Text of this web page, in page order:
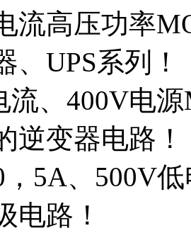
流高压功率
、UPS系列！
流、400V电
逆变器电路！
，5A、500V
电路！